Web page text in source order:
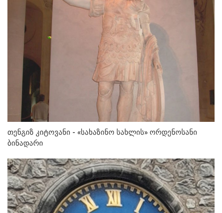
თენგიზ კიტოვანი - «სახაზინო სახლის» ორდენოსანი
ბინადარი